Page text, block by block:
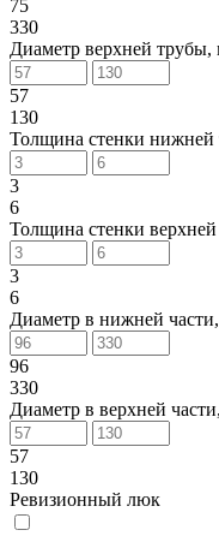
75
330
Диаметр верхней
57
130
Толщина стенки
3
6
Толщина стенки
3
6
Диаметр в нижней
96
330
Диаметр в верхней
57
130
Ревизионный люк